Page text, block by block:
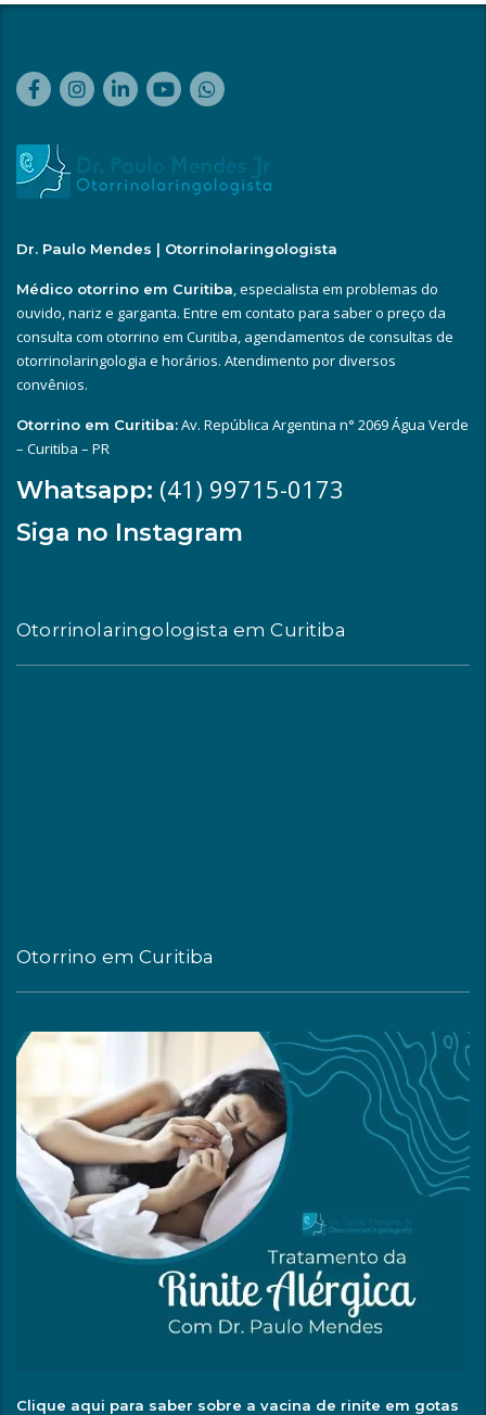
Dr. Paulo Mendes | Otorrinolaringologista
Médico otorrino em Curitiba, especialista em problemas do
ouvido, nariz e garganta. Entre em contato para saber o preço da
consulta com otorrino em Curitiba, agendamentos de consultas de
otorrinolaringologia e horários. Atendimento por diversos
convênios.
Otorrino em Curitiba:Av. República Argentina n° 2069 Água Verde
– Curitiba – PR
Whatsapp: (41) 99715-0173
Siga no Instagram
Otorrinolaringologista em Curitiba
Otorrino em Curitiba
Clique aqui para saber sobre a vacina de rinite em gotas